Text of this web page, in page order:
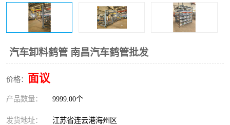
汽车卸料鹤管 南昌汽车鹤管批发
价格： 面议
产品数量： 9999.00个
发货地址： 江苏省连云港海州区